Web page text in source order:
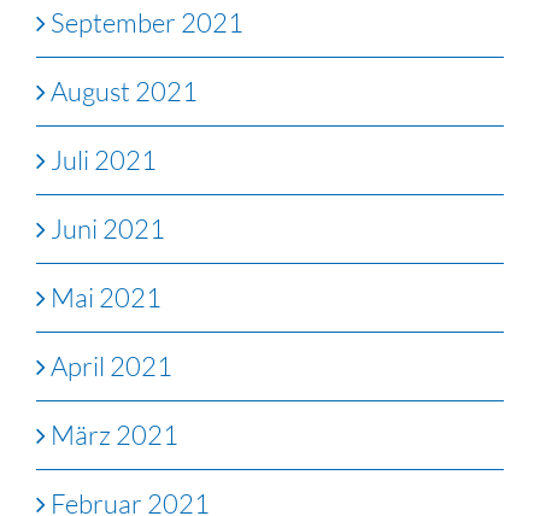
September 2021
August 2021
Juli 2021
Juni 2021
Mai 2021
April 2021
März 2021
Februar 2021